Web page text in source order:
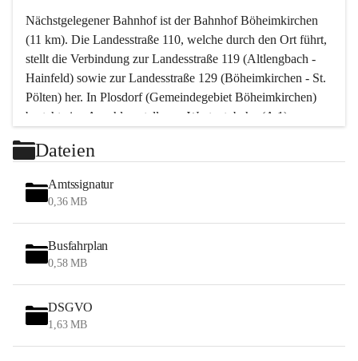
Nächstgelegener Bahnhof ist der Bahnhof Böheimkirchen
(11 km). Die Landesstraße 110, welche durch den Ort führt,
stellt die Verbindung zur Landesstraße 119 (Altlengbach -
Hainfeld) sowie zur Landesstraße 129 (Böheimkirchen - St.
Pölten) her. In Plosdorf (Gemeindegebiet Böheimkirchen)
besteht eine Anschlussstelle zur Westautobahn (A 1).
Wien erreicht man in ca. 45 Minuten.
Stössing zählt noch zum Naherholungsraum Wien sowie
zum Naherholungsraum St. Pölten. Viele Bauernhöfe hatten
„ihre Wiener“. Seit 1960 bauten viele Wiener
Wochenendhäuser im Gemeindegebiet. Wegen des
waldreichen Jagdgebietes haben viele Jagdpächter ihre
Das Wandern ist aus touristischer Sicht die bedeutendste
Tätigkeit. Das hügelige Gebiet mit Wanderwegen durch
Wiesen, Wälder und Obstkulturen lädt dazu ein. Gefördert
Dateien
Amtssignatur
0,36 MB
Busfahrplan
0,58 MB
DSGVO
1,63 MB